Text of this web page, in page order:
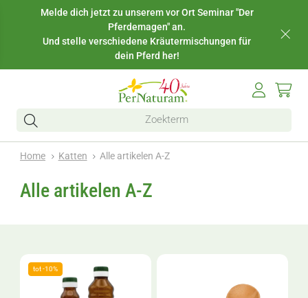
Melde dich jetzt zu unserem vor Ort Seminar "Der
Pferdemagen" an.
Und stelle verschiedene Kräutermischungen für
dein Pferd her!
Home Katten Alle artikelen A-Z
Alle artikelen A-Z